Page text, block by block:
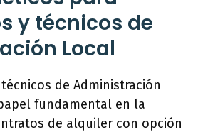
y técnicos de
Local
de Administración
fundamental en la
de alquiler con opción